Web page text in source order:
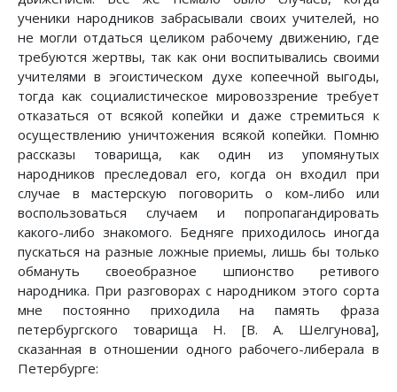
ученики народников забрасывали своих учителей, но
не могли отдаться целиком рабочему движению, где
требуются жертвы, так как они воспитывались своими
учителями в эгоистическом духе копеечной выгоды,
тогда как социалистическое мировоззрение требует
отказаться от всякой копейки и даже стремиться к
осуществлению уничтожения всякой копейки. Помню
рассказы товарища, как один из упомянутых
народников преследовал его, когда он входил при
случае в мастерскую поговорить о ком-либо или
воспользоваться случаем и попропагандировать
какого-либо знакомого. Бедняге приходилось иногда
пускаться на разные ложные приемы, лишь бы только
обмануть своеобразное шпионство ретивого
народника. При разговорах с народником этого сорта
мне постоянно приходила на память фраза
петербургского товарища Н. [В. А. Шелгунова],
сказанная в отношении одного рабочего-либерала в
Петербурге: